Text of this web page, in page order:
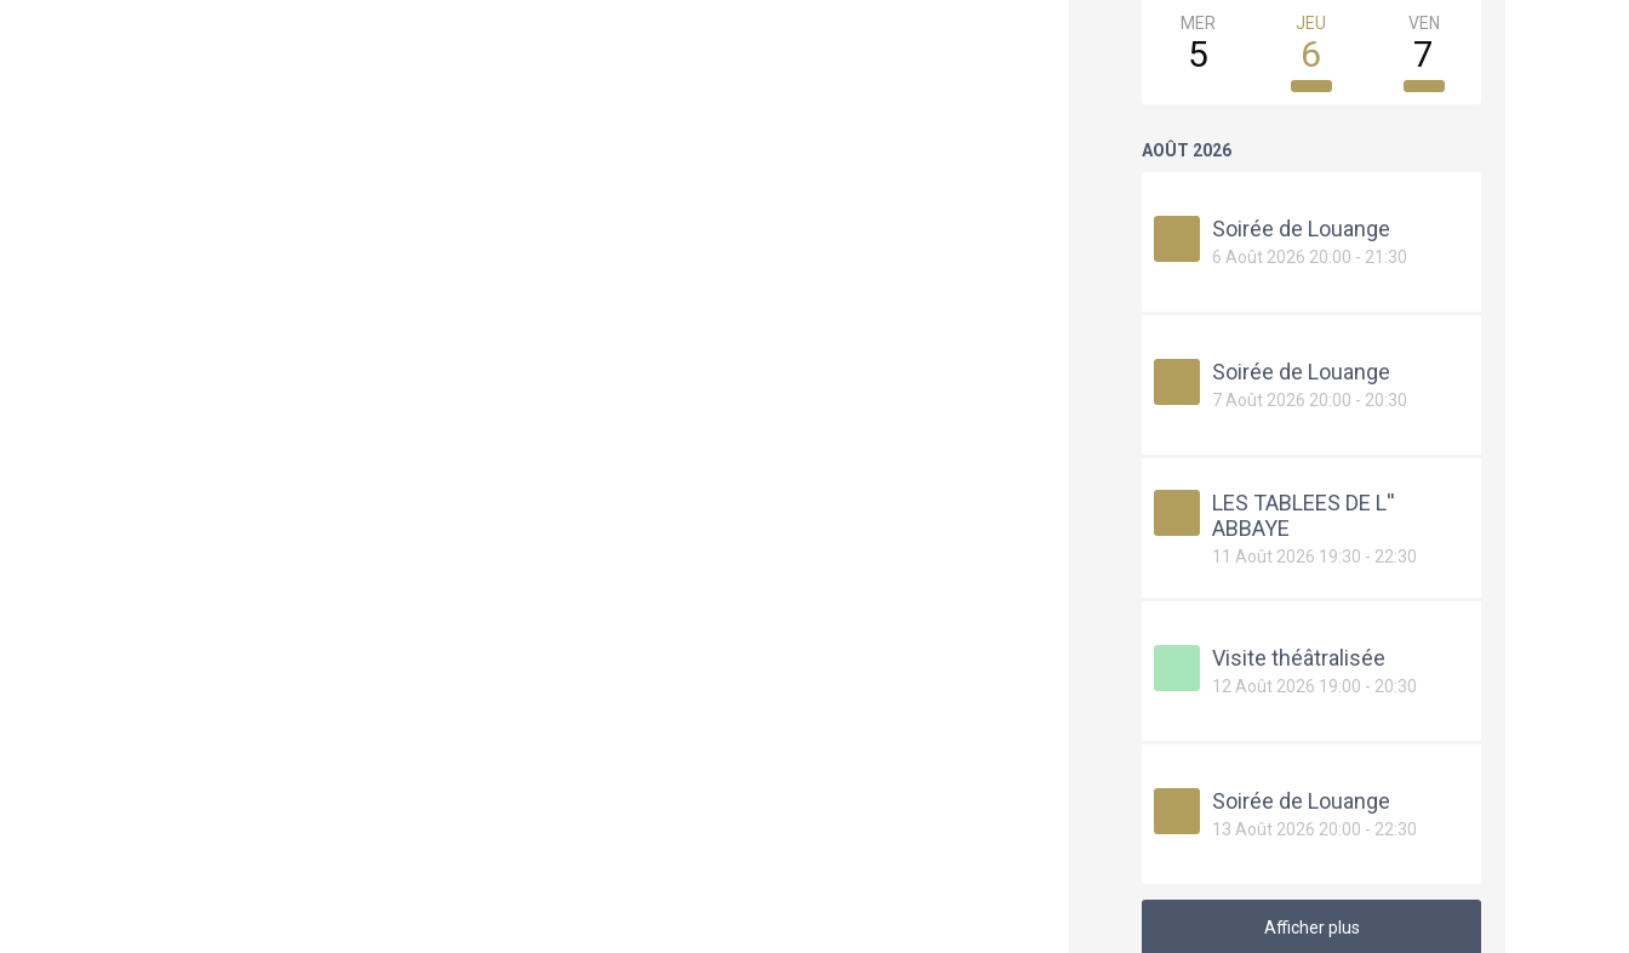
MER
5
JEU
6
VEN
7
AOÛT 2026
Soirée de Louange
6 Août 2026 20:00 - 21:30
Soirée de Louange
7 Août 2026 20:00 - 20:30
LES TABLEES DE L''
ABBAYE
11 Août 2026 19:30 - 22:30
Visite théâtralisée
12 Août 2026 19:00 - 20:30
Soirée de Louange
13 Août 2026 20:00 - 22:30
Afficher plus